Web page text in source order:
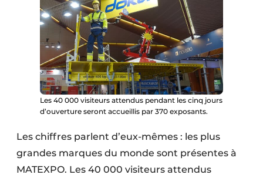
Software
Techniques ferroviaires
Travaux ferroviaires
Les 40 000 visiteurs attendus pendant les cinq jours
d’ouverture seront accueillis par 370 exposants.
Les chiffres parlent d’eux-mêmes : les plus
grandes marques du monde sont présentes à
MATEXPO. Les 40 000 visiteurs attendus